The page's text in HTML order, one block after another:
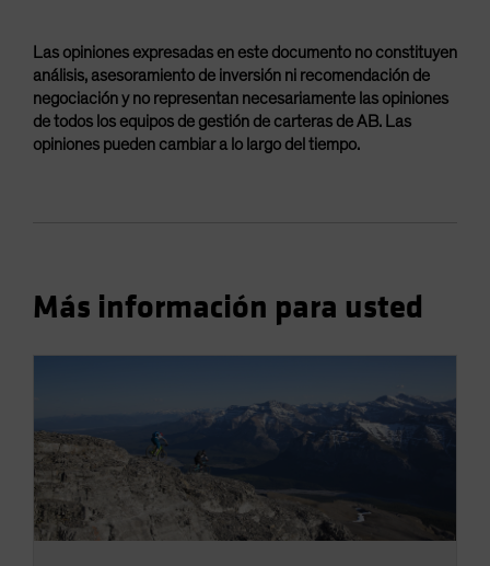
Las opiniones expresadas en este documento no constituyen
análisis, asesoramiento de inversión ni recomendación de
negociación y no representan necesariamente las opiniones
de todos los equipos de gestión de carteras de AB. Las
opiniones pueden cambiar a lo largo del tiempo.
Más información para usted